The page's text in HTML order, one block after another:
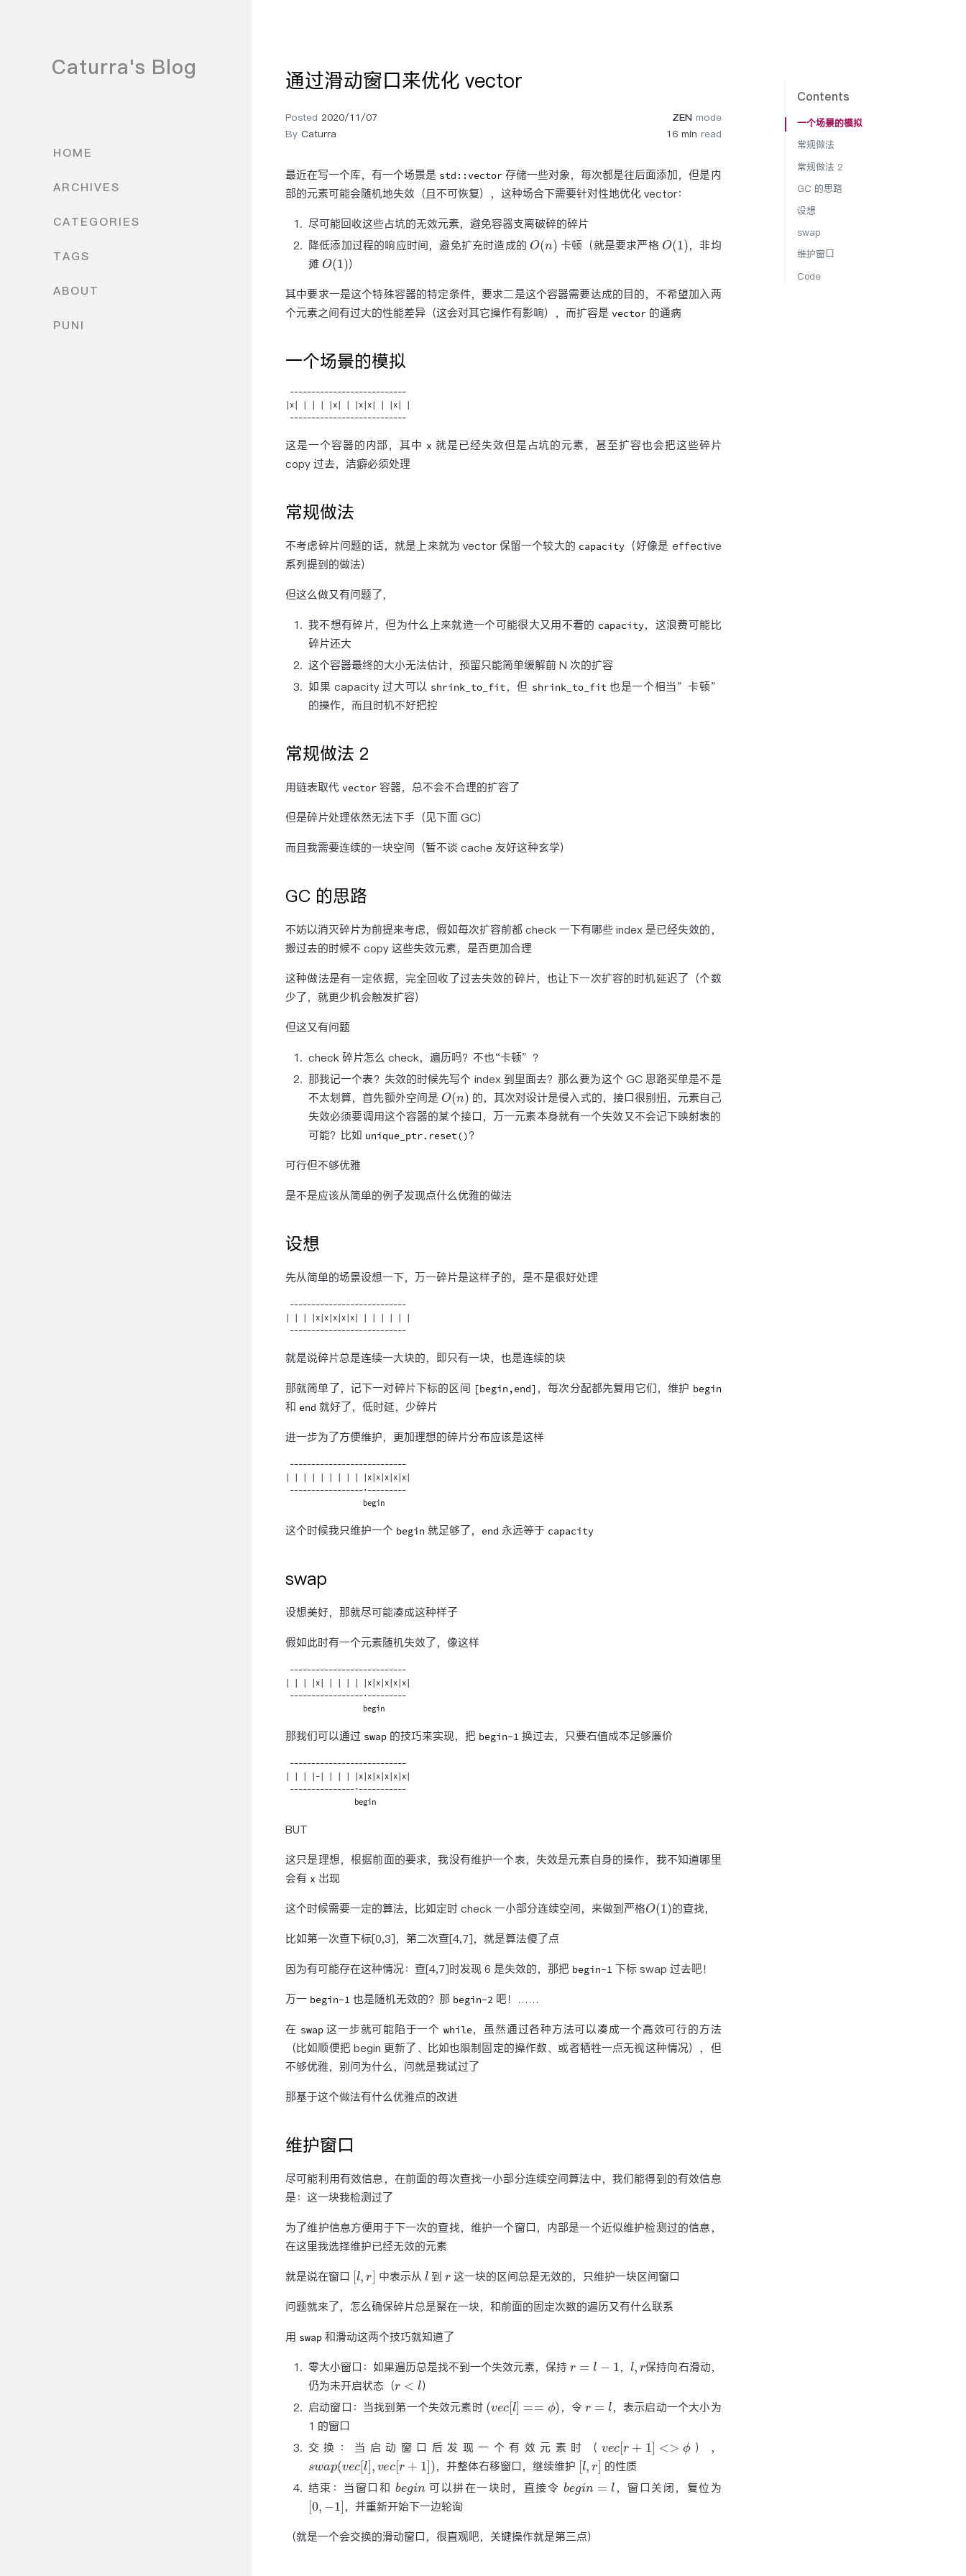
Caturra's Blog
HOME
ARCHIVES
CATEGORIES
TAGS
ABOUT
PUNI
通过滑动窗口来优化 vector
Posted 2020/11/07 ZENmode
By Caturra 16 min read
最近在写一个库，有一个场景是 std::vector 存储一些对象，每次都是往后面添加，但是内
部的元素可能会随机地失效（且不可恢复），这种场合下需要针对性地优化 vector：
尽可能回收这些占坑的无效元素，避免容器支离破碎的碎片
降低添加过程的响应时间，避免扩充时造成的 O( ) 卡顿（就是要求严格 O(1) ，非均
摊 O(1) ）
其中要求一是这个特殊容器的特定条件，要求二是这个容器需要达成的目的，不希望加入两
个元素之间有过大的性能差异（这会对其它操作有影响），而扩容是 vector 的通病
一个场景的模拟
---------------------------
|x| | | | |x| | |x|x| | |x| |
这是一个容器的内部，其中 x 就是已经失效但是占坑的元素，甚至扩容也会把这些碎片
copy 过去，洁癖必须处理
常规做法
不考虑碎片问题的话，就是上来就为 vector 保留一个较大的 capacity （好像是 effective
系列提到的做法）
但这么做又有问题了，
我不想有碎片，但为什么上来就造一个可能很大又用不着的 capacity，这浪费可能比
碎片还大
这个容器最终的大小无法估计，预留只能简单缓解前 N 次的扩容
如果 capacity 过大可以 shrink_to_fit，但 shrink_to_fit 也是一个相当”卡顿”
的操作，而且时机不好把控
常规做法 2
用链表取代 vector 容器，总不会不合理的扩容了
但是碎片处理依然无法下手（见下面 GC）
而且我需要连续的一块空间（暂不谈 cache 友好这种玄学）
GC 的思路
不妨以消灭碎片为前提来考虑，假如每次扩容前都 check 一下有哪些 index 是已经失效的，
搬过去的时候不 copy 这些失效元素，是否更加合理
这种做法是有一定依据，完全回收了过去失效的碎片，也让下一次扩容的时机延迟了（个数
少了，就更少机会触发扩容）
但这又有问题
check 碎片怎么 check，遍历吗？不也“卡顿”？
那我记一个表？失效的时候先写个 index 到里面去？那么要为这个 GC 思路买单是不是
不太划算，首先额外空间是 O( ) 的，其次对设计是侵入式的，接口很别扭，元素自己
失效必须要调用这个容器的某个接口，万一元素本身就有一个失效又不会记下映射表的
可能？比如 unique_ptr.reset()？
可行但不够优雅
是不是应该从简单的例子发现点什么优雅的做法
设想
先从简单的场景设想一下，万一碎片是这样子的，是不是很好处理
---------------------------
| | | |x|x|x|x|x| | | | | | |
就是说碎片总是连续一大块的，即只有一块，也是连续的块
那就简单了，记下一对碎片下标的区间 [begin,end] ，每次分配都先复用它们，维护 begin
和 end 就好了，低时延，少碎片
进一步为了方便维护，更加理想的碎片分布应该是这样
---------------------------
| | | | | | | | | |x|x|x|x|x|
-----------------·---------
这个时候我只维护一个 begin 就足够了， end 永远等于 capacity
swap
设想美好，那就尽可能凑成这种样子
假如此时有一个元素随机失效了，像这样
---------------------------
| | | |x| | | | | |x|x|x|x|x|
-----------------·---------
那我们可以通过 swap 的技巧来实现，把 begin-1 换过去，只要右值成本足够廉价
---------------------------
| | | |-| | | | |x|x|x|x|x|x|
---------------·-----------
BUT
这只是理想，根据前面的要求，我没有维护一个表，失效是元素自身的操作，我不知道哪里
会有 x 出现
这个时候需要一定的算法，比如定时 check 一小部分连续空间，来做到严格 O(1) 的查找，
比如第一次查下标[0,3]，第二次查[4,7]，就是算法傻了点
因为有可能存在这种情况：查[4,7]时发现 6 是失效的，那把 begin-1 下标 swap 过去吧！
万一 begin-1 也是随机无效的？那 begin-2 吧！……
在 swap这一步就可能陷于一个 while，虽然通过各种方法可以凑成一个高效可行的方法
（比如顺便把 begin 更新了、比如也限制固定的操作数、或者牺牲一点无视这种情况），但
不够优雅，别问为什么，问就是我试过了
那基于这个做法有什么优雅点的改进
维护窗口
尽可能利用有效信息，在前面的每次查找一小部分连续空间算法中，我们能得到的有效信息
是：这一块我检测过了
为了维护信息方便用于下一次的查找，维护一个窗口，内部是一个近似维护检测过的信息，
在这里我选择维护已经无效的元素
就是说在窗口 [l ] 中表示从 l 到 这一块的区间总是无效的，只维护一块区间窗口
问题就来了，怎么确保碎片总是聚在一块，和前面的固定次数的遍历又有什么联系
用 swap 和滑动这两个技巧就知道了
零大小窗口：如果遍历总是找不到一个失效元素，保持 −1 ， l,
保持向右滑动，
仍为未开启状态（
）
启动窗口：当找到第一个失效元素时 (v c[l ，令
，表示启动一个大小为
1 的窗口
交换：当启动窗口后发现一个有效元素时（
c[ 1]<> ），
( c[l c 1]) ，并整体右移窗口，继续维护 [l ] 的性质
结束：当窗口和 b gi 可以拼在一块时，直接令 b gi ，窗口关闭，复位为
[0 1] ，并重新开始下一边轮询
（就是一个会交换的滑动窗口，很直观吧，关键操作就是第三点）
Contents
一个场景的模拟
常规做法
常规做法 2
GC 的思路
设想
swap
维护窗口
Code